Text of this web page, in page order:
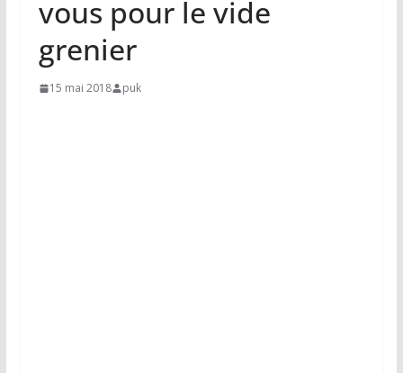
vous pour le vide
grenier
15 mai 2018 puk